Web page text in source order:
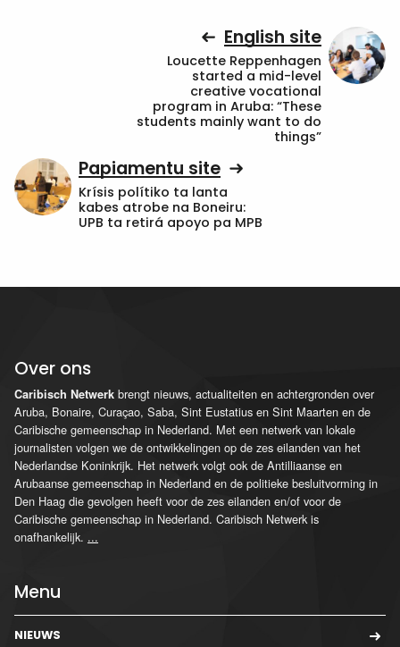
English site
Loucette Reppenhagen
started a mid-level
creative vocational
program in Aruba: “These
students mainly want to do
things”
Papiamentu site
Krísis polítiko ta lanta
kabes atrobe na Boneiru:
UPB ta retirá apoyo pa MPB
Over ons
Caribisch Netwerk brengt nieuws, actualiteiten en achtergronden over
Aruba, Bonaire, Curaçao, Saba, Sint Eustatius en Sint Maarten en de
Caribische gemeenschap in Nederland. Met een netwerk van lokale
journalisten volgen we de ontwikkelingen op de zes eilanden van het
Nederlandse Koninkrijk. Het netwerk volgt ook de Antilliaanse en
Arubaanse gemeenschap in Nederland en de politieke besluitvorming in
Den Haag die gevolgen heeft voor de zes eilanden en/of voor de
Caribische gemeenschap in Nederland. Caribisch Netwerk is
onafhankelijk. ...
Menu
NIEUWS